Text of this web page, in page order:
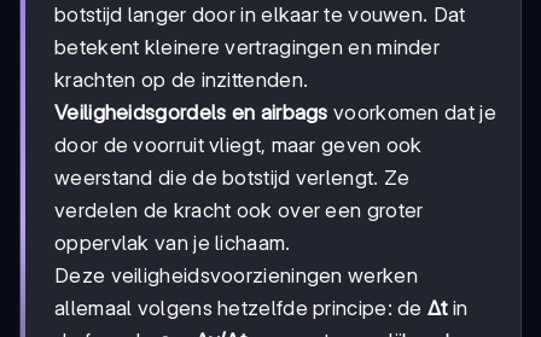
botstijd langer door in elkaar te vouwen. Dat
betekent kleinere vertragingen en minder
krachten op de inzittenden.
Veiligheidsgordels en airbags voorkomen dat je
door de voorruit vliegt, maar geven ook
weerstand die de botstijd verlengt. Ze
verdelen de kracht ook over een groter
oppervlak van je lichaam.
Deze veiligheidsvoorzieningen werken
allemaal volgens hetzelfde principe: de Δtin